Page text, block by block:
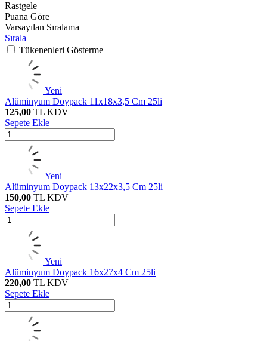
Rastgele
Puana Göre
Varsayılan Sıralama
Sırala
Tükenenleri Gösterme
Yeni
Alüminyum Doypack 11x18x3,5 Cm 25li
125,00 TL KDV
Sepete Ekle
Yeni
Alüminyum Doypack 13x22x3,5 Cm 25li
150,00 TL KDV
Sepete Ekle
Yeni
Alüminyum Doypack 16x27x4 Cm 25li
220,00 TL KDV
Sepete Ekle